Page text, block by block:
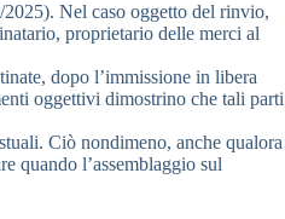
2025). Nel caso oggetto del rinvio,
proprietario delle merci al
dopo l’immissione in libera
oggettivi dimostrino che tali parti
Ciò nondimeno, anche qualora
quando l’assemblaggio sul